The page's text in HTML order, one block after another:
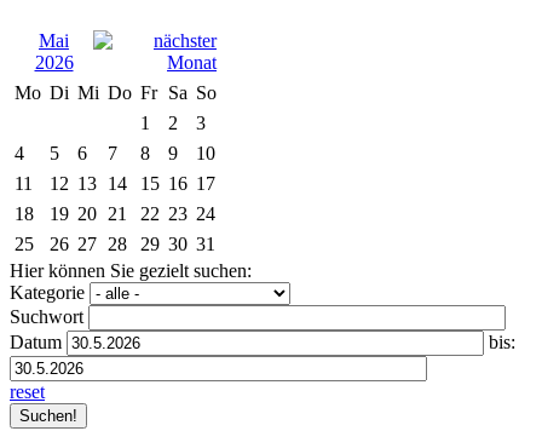
Mai
2026
Mo Di Mi Do Fr Sa So
1
2
3
4
5 6 7 8 9
10
11
12 13 14 15 16 17
18
19 20 21 22 23 24
25
26 27 28 29 30 31
Hier können Sie gezielt suchen:
Kategorie
Suchwort
Datum
bis:
reset